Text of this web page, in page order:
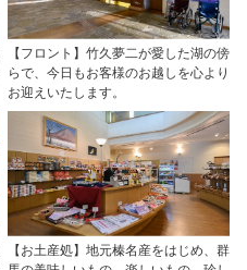
【フロント】竹久夢二が愛した湖の傍
らで、今日もお客様のお越しを心より
お迎えいたします。
【お土産処】地元榛名産をはじめ、群